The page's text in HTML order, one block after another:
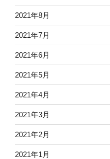
2021年8月
2021年7月
2021年6月
2021年5月
2021年4月
2021年3月
2021年2月
2021年1月